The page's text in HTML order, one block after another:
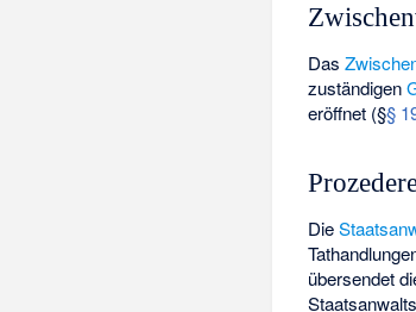
Das
zuständigen
eröffnet (§§
Die
übersendet